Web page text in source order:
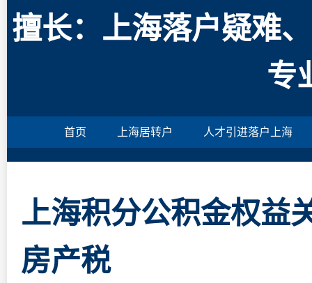
擅长：上海落户疑难
专
首页 上海居转户 人才引进落户上海
上海积分公积金权益
房产税